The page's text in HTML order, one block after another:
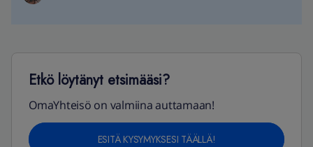
Etkö löytänyt etsimääsi?
OmaYhteisö on valmiina auttamaan!
ESITÄ KYSYMYKSESI TÄÄLLÄ!